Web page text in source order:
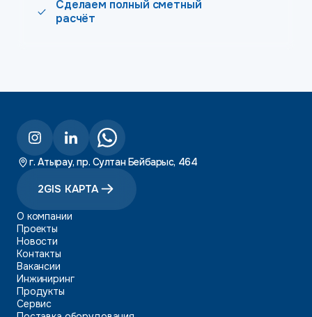
Сделаем полный сметный
расчёт
г. Атырау, пр. Султан Бейбарыс, 464
2GIS КАРТА
О компании
Проекты
Новости
Контакты
Вакансии
Инжиниринг
Продукты
Сервис